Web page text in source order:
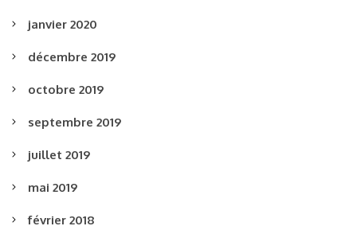
janvier 2020
décembre 2019
octobre 2019
septembre 2019
juillet 2019
mai 2019
février 2018